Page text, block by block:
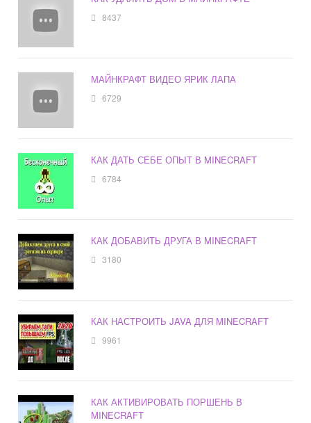
8437
МАЙНКРАФТ ВИДЕО ЯРИК ЛАПА
6729
КАК ДАТЬ СЕБЕ ОПЫТ В MINECRAFT
6784
КАК ДОБАВИТЬ ДРУГА В MINECRAFT
3180
КАК НАСТРОИТЬ JAVA ДЛЯ MINECRAFT
9961
КАК АКТИВИРОВАТЬ ПОРШЕНЬ В
MINECRAFT